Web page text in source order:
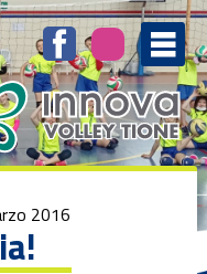
2016